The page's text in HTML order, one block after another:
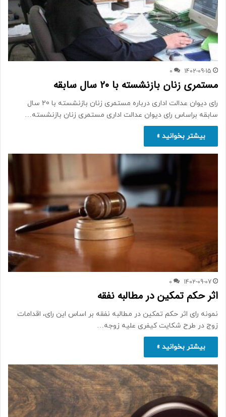
1402-09-15
0
مستمری زنان بازنشسته با 20 سال سابقه
رای دیوان عدالت اداری درباره مستمری زنان بازنشسته با 20 سال
سابقه براساس رای دیوان عدالت اداری مستمری زنان بازنشسته…
بیشتر بخوانید »
1402-09-07
0
اثر حکم تمکین در مطالبه نفقه
نمونه رای اثر حکم تمکین در مطالبه نفقه بر اساس این رای، اقدامات
زوج در طرح شکایت کیفری علیه زوجه…
بیشتر بخوانید »